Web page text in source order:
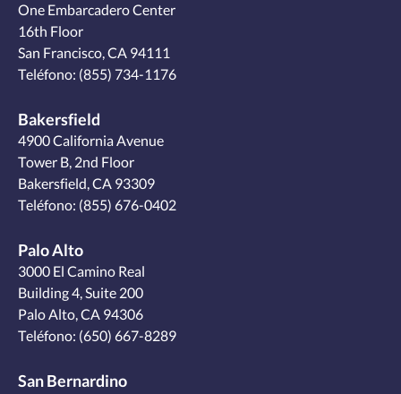
One Embarcadero Center
16th Floor
San Francisco, CA 94111
Teléfono: (855) 734-1176
Bakersfield
4900 California Avenue
Tower B, 2nd Floor
Bakersfield, CA 93309
Teléfono: (855) 676-0402
Palo Alto
3000 El Camino Real
Building 4, Suite 200
Palo Alto, CA 94306
Teléfono: (650) 667-8289
San Bernardino